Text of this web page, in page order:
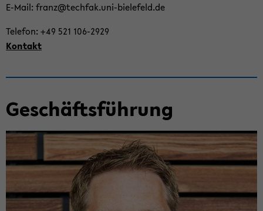
E-​Mail: franz@tech­fak.uni-​bielefeld.de
Te­le­fon: +49 521 106-​2929
Kon­takt
Ge­schäfts­füh­rung